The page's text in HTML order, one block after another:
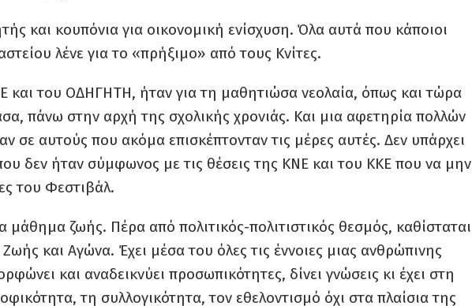
και κουπόνια για οικονομική ενίσχυση. Όλα αυτά που κάποιοι
λένε για το «πρήξιμο» από τους Κνίτες.
και του ΟΔΗΓΗΤΗ, ήταν για τη μαθητιώσα νεολαία, όπως και τώρα
πάνω στην αρχή της σχολικής χρονιάς. Και μια αφετηρία πολλών
σε αυτούς που ακόμα επισκέπτονταν τις μέρες αυτές. Δεν υπάρχει
δεν ήταν σύμφωνος με τις θέσεις της ΚΝΕ και του ΚΚΕ που να μην
του Φεστιβάλ.
μάθημα ζωής. Πέρα από πολιτικός-πολιτιστικός θεσμός, καθίσταται
και Αγώνα. Έχει μέσα του όλες τις έννοιες μιας ανθρώπινης
και αναδεικνύει προσωπικότητες, δίνει γνώσεις κι έχει στη
τη συλλογικότητα, τον εθελοντισμό όχι στα πλαίσια της